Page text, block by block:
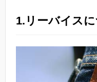
1.リーバイス